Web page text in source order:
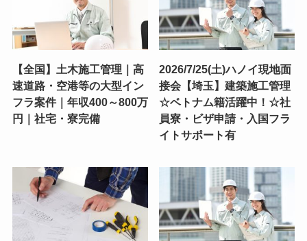
【全国】土木施工管理｜高
速道路・空港等の大型イン
フラ案件｜年収400～800万
円｜社宅・寮完備
2026/7/25(土)ハノイ現地面
接会【埼玉】建築施工管理
☆ベトナム籍活躍中！☆社
員寮・ビザ申請・入国フラ
イトサポート有